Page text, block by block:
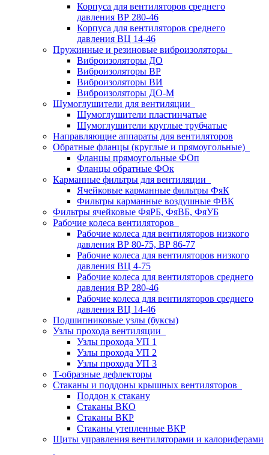
Корпуса для вентиляторов среднего
давления ВР 280-46
Корпуса для вентиляторов среднего
давления ВЦ 14-46
Пружинные и резиновые виброизоляторы
Виброизоляторы ДО
Виброизоляторы ВР
Виброизоляторы ВИ
Виброизоляторы ДО-М
Шумоглушители для вентиляции
Шумоглушители пластинчатые
Шумоглушители круглые трубчатые
Направляющие аппараты для вентиляторов
Обратные фланцы (круглые и прямоугольные)
Фланцы прямоугольные ФОп
Фланцы обратные ФОк
Карманные фильтры для вентиляции
Ячейковые карманные фильтры ФяК
Фильтры карманные воздушные ФВК
Фильтры ячейковые ФяРБ, ФяВБ, ФяУБ
Рабочие колеса вентиляторов
Рабочие колеса для вентиляторов низкого
давления ВР 80-75, ВР 86-77
Рабочие колеса для вентиляторов низкого
давления ВЦ 4-75
Рабочие колеса для вентиляторов среднего
давления ВР 280-46
Рабочие колеса для вентиляторов среднего
давления ВЦ 14-46
Подшипниковые узлы (буксы)
Узлы прохода вентиляции
Узлы прохода УП 1
Узлы прохода УП 2
Узлы прохода УП 3
Т-образные дефлекторы
Стаканы и поддоны крышных вентиляторов
Поддон к стакану
Стаканы ВКО
Стаканы ВКР
Стаканы утепленные ВКР
Щиты управления вентиляторами и калориферами